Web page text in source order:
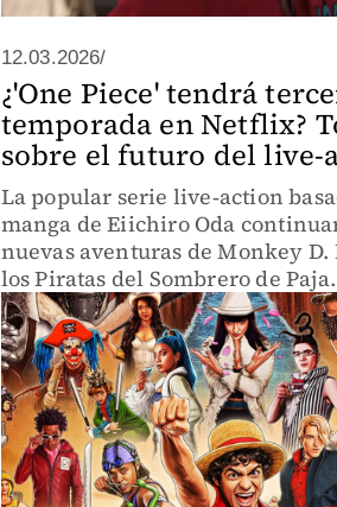
12.03.2026/
¿'One Piece' tendrá
temporada en Netflix?
sobre el futuro del live-
La popular serie live‑action
manga de Eiichiro Oda
nuevas aventuras de Monkey
los Piratas del Sombrero de Paja.